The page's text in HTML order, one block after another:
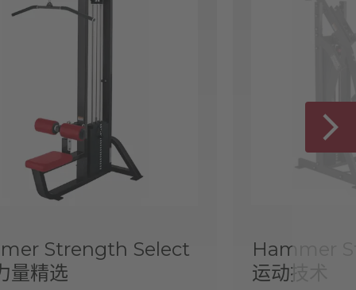
Strength Select
量精选
Hammer
运动技术